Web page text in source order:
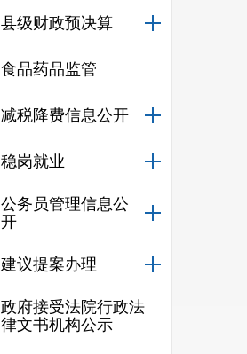
县级财政预决算
食品药品监管
减税降费信息公开
稳岗就业
公务员管理信息公
开
建议提案办理
政府接受法院行政法
律文书机构公示